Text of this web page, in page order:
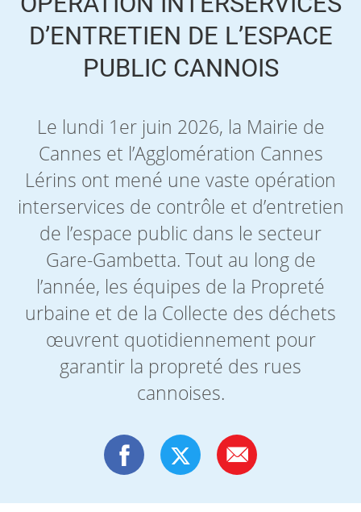
D’ENTRETIEN DE L’ESPACE
PUBLIC CANNOIS
Le lundi 1er juin 2026, la Mairie de
Cannes et l’Agglomération Cannes
Lérins ont mené une vaste opération
interservices de contrôle et d’entretien
de l’espace public dans le secteur
Gare-Gambetta. Tout au long de
l’année, les équipes de la Propreté
urbaine et de la Collecte des déchets
œuvrent quotidiennement pour
garantir la propreté des rues
cannoises.